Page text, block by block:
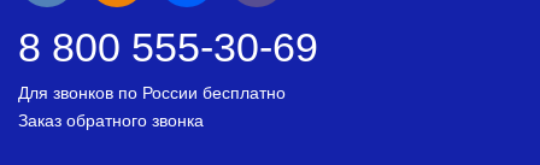
8 800 555-30-69
Для звонков по России бесплатно
Заказ обратного звонка